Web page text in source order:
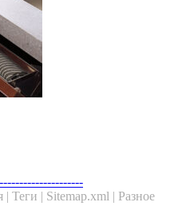
| Теги | Sitemap.xml | Разное